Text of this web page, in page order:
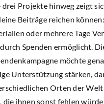
drei Projekte hinweg zeigt
Beiträge reichen
oder mehrere Tage
Spenden ermöglicht.
möchte
Unterstützung stärken,
Orten der
die ihnen sonst fehlen